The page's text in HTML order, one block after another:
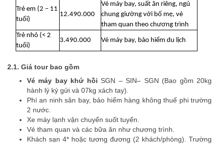
Trẻ em (2 – 11
tuổi)
12.490.000
Vé máy bay, suất ăn riêng, ngủ
chung giường với bố mẹ, vé
tham quan theo chương trình
Trẻ nhỏ (< 2
tuổi)
3.490.000 Vé máy bay, bảo hiểm du lịch
2.1. Giá tour bao gồm
Vé máy bay khứ hồi SGN – SIN– SGN (Bao gồm 20kg
hành lý ký gửi và 07kg xách tay).
Phí an ninh sân bay, bảo hiểm hàng không thuế phi trường
2 nước.
Xe máy lạnh vận chuyển suốt tuyến.
Vé tham quan và các bữa ăn như chương trình.
Khách sạn 4* hoặc tương đương (2 khách/phòng). Trường